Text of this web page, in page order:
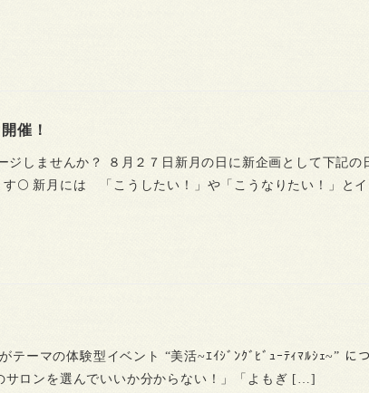
催！
しませんか？ ８月２７日新月の日に新企画として下記の
🌕 新月には 「こうしたい！」や「こうなりたい！」と
テーマの体験型イベント “美活~ｴｲｼﾞﾝｸﾞﾋﾞｭｰﾃｨﾏﾙｼｪ~” に
サロンを選んでいいか分からない！」「よもぎ […]